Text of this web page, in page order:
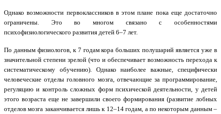
Однако возможности первоклассников в этом плане пока еще достаточно
ограничены. Это во многом связано с особенностями
психофизиологического развития детей 6–7 лет.
По данным физиологов, к 7 годам кора больших полушарий является уже в
значительной степени зрелой (что и обеспечивает возможность перехода к
систематическому обучению). Однако наиболее важные, специфически
человеческие отделы головного мозга, отвечающие за программирование,
регуляцию и контроль сложных форм психической деятельности, у детей
этого возраста еще не завершили своего формирования (развитие лобных
отделов мозга заканчивается лишь к 12–14 годам, а по некоторым данным –